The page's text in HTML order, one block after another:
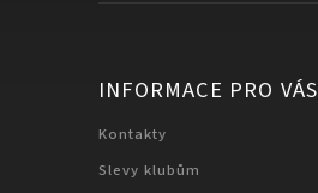
INFORMACE PRO VÁS
Kontakty
Slevy klubům